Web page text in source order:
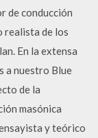
de conducción
realista de los
En la extensa
a nuestro Blue
de la
masónica
y teórico